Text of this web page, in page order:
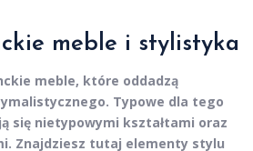
meble i stylistyka
meble, które oddadzą
Typowe dla tego
się nietypowymi kształtami oraz
Znajdziesz tutaj elementy stylu